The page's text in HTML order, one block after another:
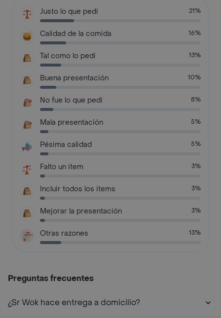
Justo lo que pedí 21%
Calidad de la comida 16%
Tal como lo pedí 13%
Buena presentación 10%
No fue lo que pedí 8%
Mala presentación 5%
Pésima calidad 5%
Falto un item 3%
Incluir todos los items 3%
Mejorar la presentación 3%
Otras razones 13%
Preguntas frecuentes
¿Sr Wok hace entrega a domicilio?